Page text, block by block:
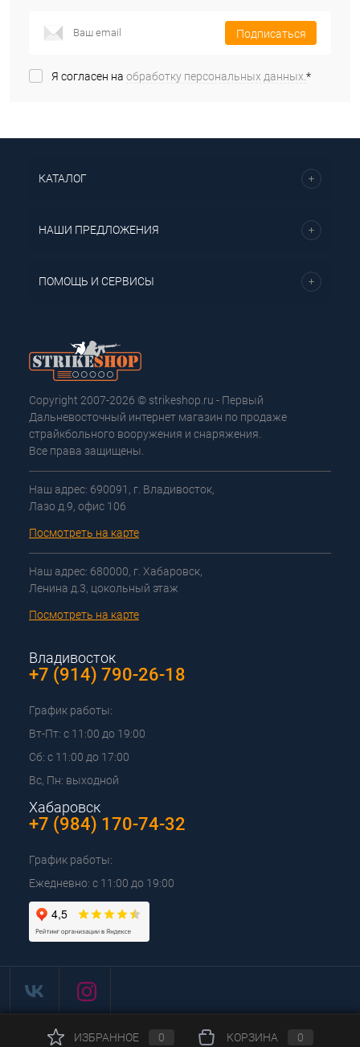
Подписаться
Я согласен на обработку персональных данных.*
КАТАЛОГ
НАШИ ПРЕДЛОЖЕНИЯ
ПОМОЩЬ И СЕРВИСЫ
Copyright 2007-2026 © strikeshop.ru - Первый
Дальневосточный интернет магазин по продаже
страйкбольного вооружения и снаряжения.
Все права защищены.
Наш адрес: 690091, г. Владивосток,
Лазо д.9, офис 106
Посмотреть на карте
Наш адрес: 680000, г. Хабаровск,
Ленина д.3, цокольный этаж
Посмотреть на карте
Владивосток
+7 (914) 790-26-18
График работы:
Вт-Пт: с 11:00 до 19:00
Сб: с 11:00 до 17:00
Вс, Пн: выходной
Хабаровск
+7 (984) 170-74-32
График работы:
Ежедневно: с 11:00 до 19:00
ИЗБРАННОЕ 0 КОРЗИНА 0